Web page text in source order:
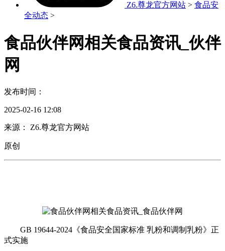
Z6.尊龙官方网站 > 食品安
全动态 >
食品伙伴网相关食品资讯_伙伴
网
发布时间：
2025-02-16 12:08
来源： Z6.尊龙官方网站
原创
GB 19644-2024《食品安全国家标准 乳粉和调制乳粉》正
式实施